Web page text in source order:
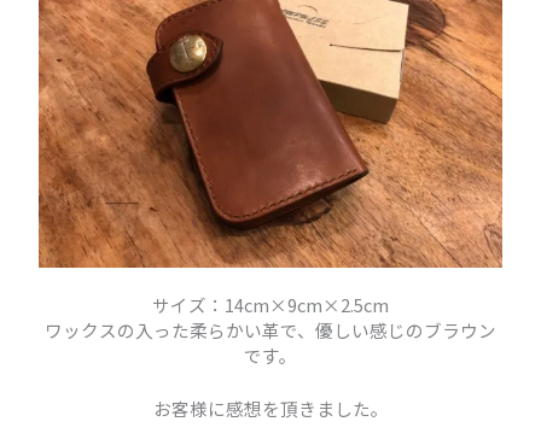
サイズ：14cm×9cm×2.5cm
ワックスの入った柔らかい革で、優しい感じのブラウン
です。
お客様に感想を頂きました。